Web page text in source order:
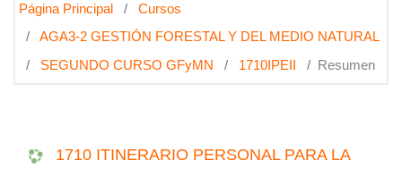
Página Principal
Cursos
AGA3-2 GESTIÓN FORESTAL Y DEL MEDIO NATURAL
SEGUNDO CURSO GFyMN
1710IPEII Resumen
1710 ITINERARIO PERSONAL PARA LA